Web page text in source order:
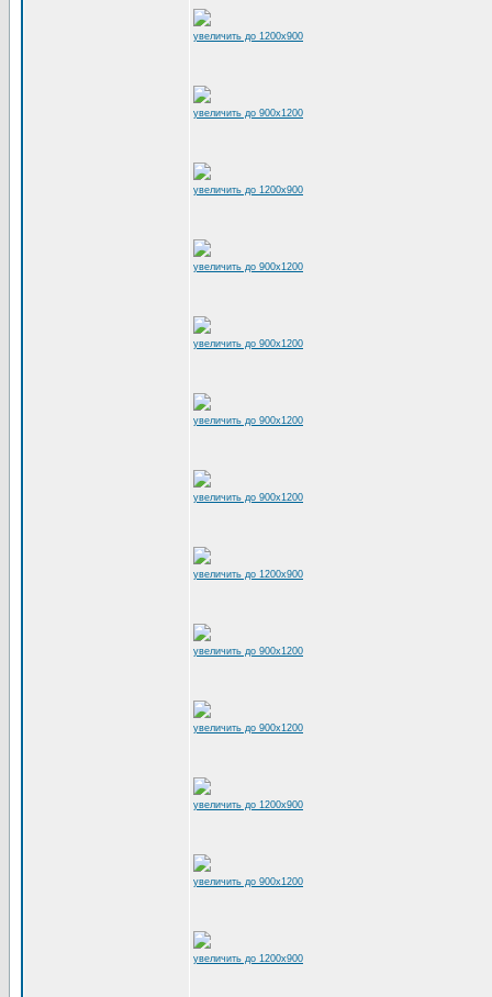
увеличить до 1200x900
увеличить до 900x1200
увеличить до 1200x900
увеличить до 900x1200
увеличить до 900x1200
увеличить до 900x1200
увеличить до 900x1200
увеличить до 1200x900
увеличить до 900x1200
увеличить до 900x1200
увеличить до 1200x900
увеличить до 900x1200
увеличить до 1200x900